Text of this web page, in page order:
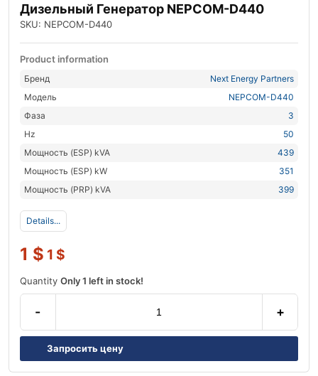
Дизельный Генератор NEPCOM-D440
SKU: NEPCOM-D440
Product information
Бренд
Next Energy Partners
Модель
NEPCOM-D440
Фаза
3
Hz
50
Мощность (ESP) kVA
439
Мощность (ESP) kW
351
Мощность (PRP) kVA
399
Details...
1 $ 1 $
Quantity Only 1 left in stock!
- +
Запросить цену